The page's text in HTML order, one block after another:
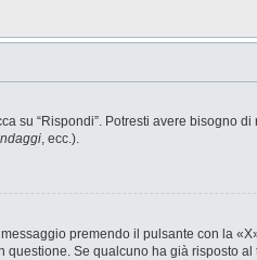
su “Rispondi”. Potresti avere bisogno
, ecc.).
premendo il pulsante con la
questione. Se qualcuno ha già risposto